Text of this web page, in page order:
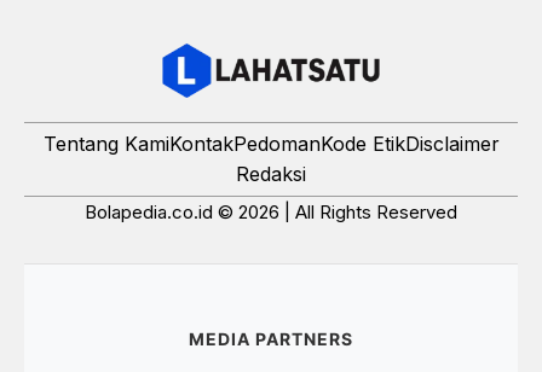
Tentang KamiKontakPedomanKode EtikDisclaimer
Redaksi
Bolapedia.co.id © 2026 | All Rights Reserved
MEDIA PARTNERS